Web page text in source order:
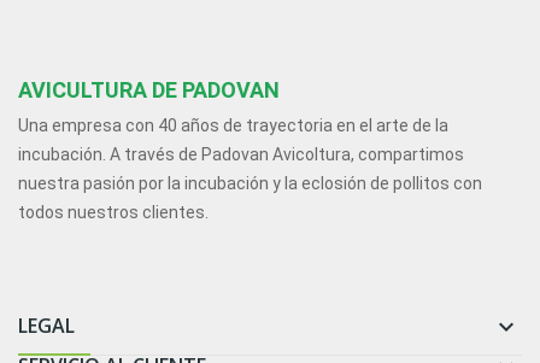
AVICULTURA DE PADOVAN
Una empresa con 40 años de trayectoria en el arte de la
incubación. A través de Padovan Avicoltura, compartimos
nuestra pasión por la incubación y la eclosión de pollitos con
todos nuestros clientes.
LEGAL 